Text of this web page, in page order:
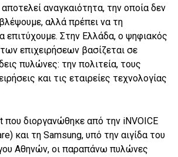
αναγκαιότητα, την οποία δεν
αλλά πρέπει να τη
επιτύχουμε. Στην Ελλάδα, ο ψηφιακός
επιχειρήσεων βασίζεται σε
πυλώνες: την πολιτεία, τους
και τις εταιρείες τεχνολογίας
διοργανώθηκε από την iNVOICE
και τη Samsung, υπό την αιγίδα του
Αθηνών, οι παραπάνω πυλώνες